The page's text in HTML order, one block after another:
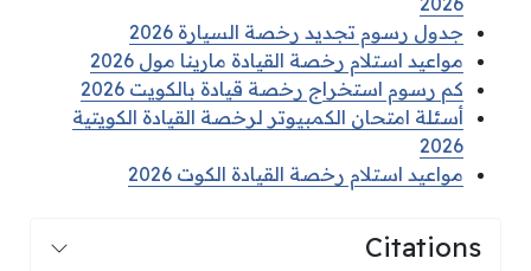
جدول رسوم تجديد رخصة السيارة 2026
مواعيد استلام رخصة القيادة مارينا مول 2026
كم رسوم استخراج رخصة قيادة بالكويت 2026
أسئلة امتحان الكمبيوتر لرخصة القيادة الكويتية
2026
مواعيد استلام رخصة القيادة الكوت 2026
Citations